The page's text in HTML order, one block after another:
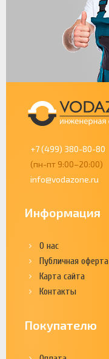
+7 (499) 380-80-80
(пн-пт 9:00–20:00)
info@vodazone.ru
Информация
О нас
Публичная оферта
Карта сайта
Контакты
Покупателю